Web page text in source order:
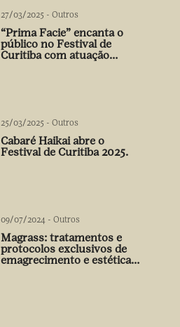
27/03/2025 - Outros
“Prima Facie” encanta o
público no Festival de
Curitiba com atuação
25/03/2025 - Outros
Cabaré Haikai abre o
Festival de Curitiba 2025.
09/07/2024 - Outros
Magrass: tratamentos e
protocolos exclusivos de
emagrecimento e estética